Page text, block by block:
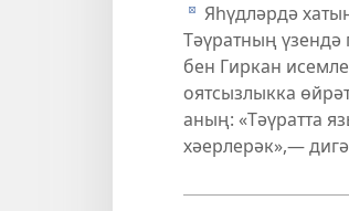
d Яһүдләрдә
Тәүратның
бен Гиркан
оятсызлыкка
аның: «Тәүратта
хәерлерәк»,—